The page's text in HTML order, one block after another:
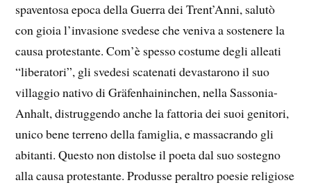
spaventosa epoca della Guerra dei Trent’Anni, salutò
con gioia l’invasione svedese che veniva a sostenere la
causa protestante. Com’è spesso costume degli alleati
“liberatori”, gli svedesi scatenati devastarono il suo
villaggio nativo di Gräfenhaininchen, nella Sassonia-
Anhalt, distruggendo anche la fattoria dei suoi genitori,
unico bene terreno della famiglia, e massacrando gli
abitanti. Questo non distolse il poeta dal suo sostegno
alla causa protestante. Produsse peraltro poesie religiose